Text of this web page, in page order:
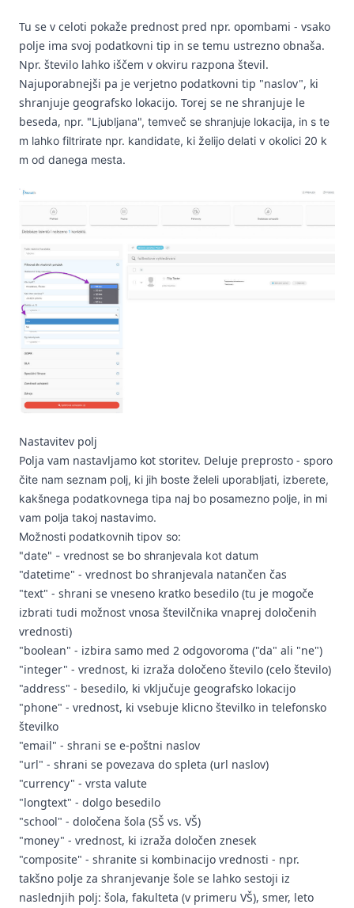
Tu se v celoti pokaže prednost pred npr. opombami - vsako
polje ima svoj podatkovni tip in se temu ustrezno obnaša.
Npr. število lahko iščem v okviru razpona števil.
Najuporabnejši pa je verjetno podatkovni tip "naslov", ki
shranjuje geografsko lokacijo. Torej se ne shranjuje le
beseda, npr. "Ljubljana", temveč se shranjuje lokacija, in s te
m lahko filtrirate npr. kandidate, ki želijo delati v okolici 20 k
m od danega mesta.
Nastavitev polj
Polja vam nastavljamo kot storitev. Deluje preprosto - sporo
čite nam seznam polj, ki jih boste želeli uporabljati, izberete,
kakšnega podatkovnega tipa naj bo posamezno polje, in mi
vam polja takoj nastavimo.
Možnosti podatkovnih tipov so:
"date" - vrednost se bo shranjevala kot datum
"datetime" - vrednost bo shranjevala natančen čas
"text" - shrani se vneseno kratko besedilo (tu je mogoče
izbrati tudi možnost vnosa številčnika vnaprej določenih
vrednosti)
"boolean" - izbira samo med 2 odgovoroma ("da" ali "ne")
"integer" - vrednost, ki izraža določeno število (celo število)
"address" - besedilo, ki vključuje geografsko lokacijo
"phone" - vrednost, ki vsebuje klicno številko in telefonsko
številko
"email" - shrani se e-poštni naslov
"url" - shrani se povezava do spleta (url naslov)
"currency" - vrsta valute
"longtext" - dolgo besedilo
"school" - določena šola (SŠ vs. VŠ)
"money" - vrednost, ki izraža določen znesek
"composite" - shranite si kombinacijo vrednosti - npr.
takšno polje za shranjevanje šole se lahko sestoji iz
naslednjih polj: šola, fakulteta (v primeru VŠ), smer, leto